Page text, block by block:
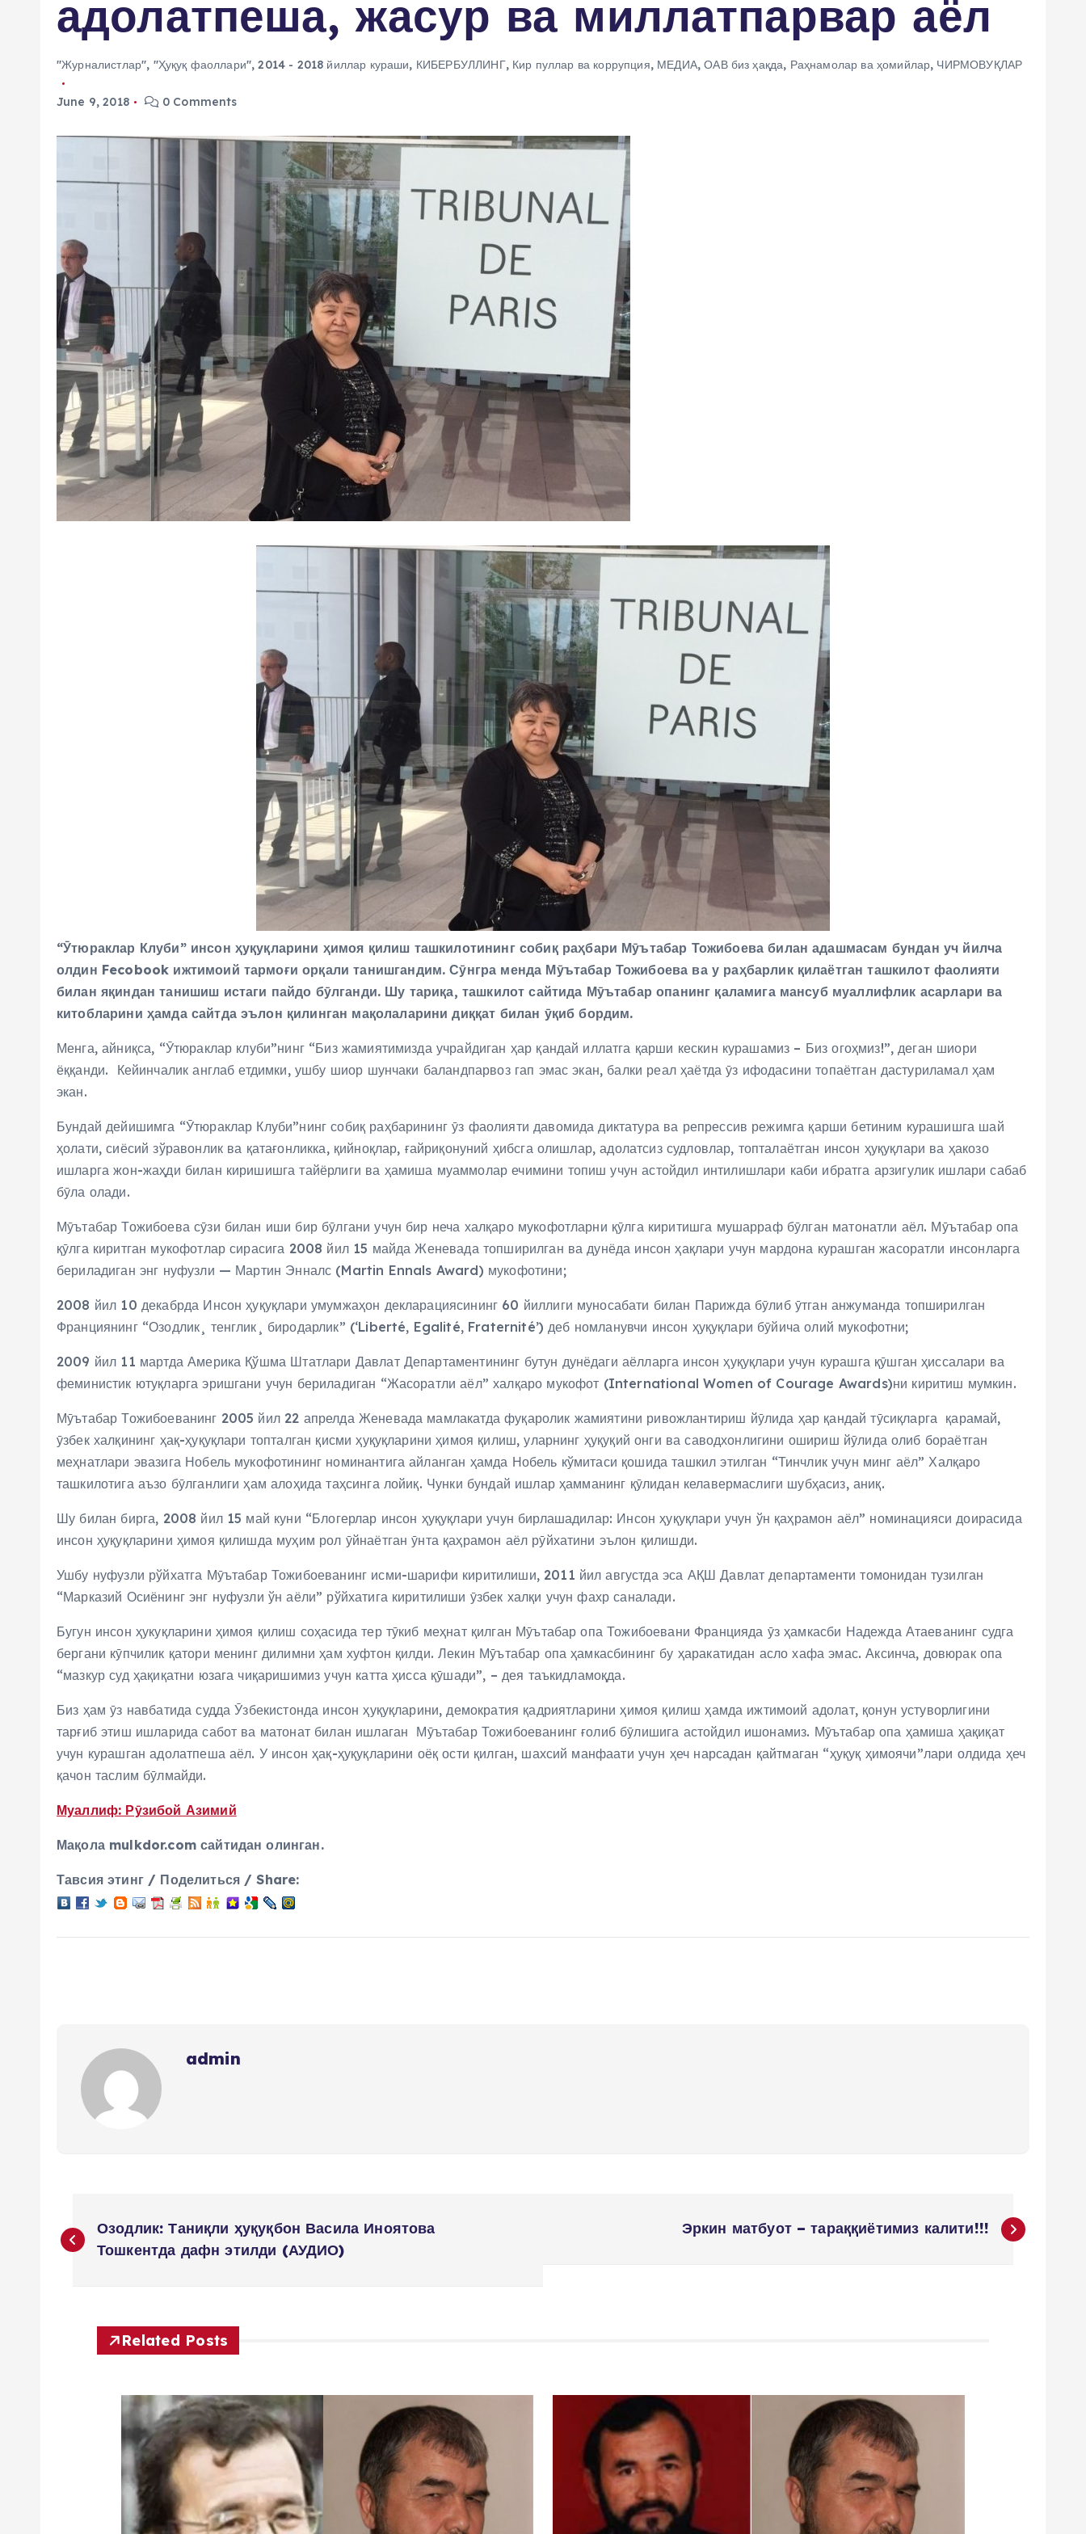
адолатпеша, жасур ва миллатпарвар аёл
"Журналистлар", "Ҳуқуқ фаоллари",2014 - 2018 йиллар кураши, КИБЕРБУЛЛИНГ, Кир пуллар ва коррупция, МЕДИА,ОАВ биз ҳақда, Раҳнамолар ва ҳомийлар, ЧИРМОВУҚЛАР
June 9, 2018 0 Comments
“Ӯтюраклар Клуби” инсон ҳуқуқларини ҳимоя қилиш ташкилотининг собиқ раҳбари Мӯътабар Тожибоева билан адашмасам бундан уч йилча
олдин Fecobook ижтимоий тармоғи орқали танишгандим. Сӯнгра менда Мӯътабар Тожибоева ва у раҳбарлик қилаётган ташкилот фаолияти
билан яқиндан танишиш истаги пайдо бӯлганди. Шу тариқа, ташкилот сайтида Мӯътабар опанинг қаламига мансуб муаллифлик асарлари ва
китобларини ҳамда сайтда эълон қилинган мақолаларини диққат билан ӯқиб бордим.
Менга, айниқса, “Ӯтюраклар клуби”нинг “Биз жамиятимизда учрайдиган ҳар қандай иллатга қарши кескин курашамиз – Биз огоҳмиз!”, деган шиори
ёққанди. Кейинчалик англаб етдимки, ушбу шиор шунчаки баландпарвоз гап эмас экан, балки реал ҳаётда ӯз ифодасини топаётган дастуриламал ҳам
экан.
Бундай дейишимга “Ӯтюраклар Клуби”нинг собиқ раҳбарининг ӯз фаолияти давомида диктатура ва репрессив режимга қарши бетиним курашишга шай
ҳолати, сиёсий зўравонлик ва қатағонликка, қийноқлар, ғайриқонуний ҳибсга олишлар, адолатсиз судловлар, топталаётган инсон ҳуқуқлари ва ҳакозо
ишларга жон-жаҳди билан киришишга тайёрлиги ва ҳамиша муаммолар ечимини топиш учун астойдил интилишлари каби ибратга арзигулик ишлари сабаб
бӯла олади.
Мӯътабар Тожибоева сӯзи билан иши бир бӯлгани учун бир неча халқаро мукофотларни қӯлга киритишга мушарраф бӯлган матонатли аёл. Мӯътабар опа
қӯлга киритган мукофотлар сирасига 2008 йил 15 майда Женевада топширилган ва дунёда инсон ҳақлари учун мардона курашган жасоратли инсонларга
бериладиган энг нуфузли — Мартин Энналс (Martin Ennals Award) мукофотини;
2008 йил 10 декабрда Инсон ҳуқуқлари умумжаҳон декларациясининг 60 йиллиги муносабати билан Парижда бӯлиб ӯтган анжуманда топширилган
Франциянинг “Озодлик¸ тенглик¸ биродарлик” (‘Liberté, Egalité, Fraternité’) деб номланувчи инсон ҳуқуқлари бӯйича олий мукофотни;
2009 йил 11 мартда Америка Қўшма Штатлари Давлат Департаментининг бутун дунёдаги аёлларга инсон ҳуқуқлари учун курашга қӯшган ҳиссалари ва
феминистик ютуқларга эришгани учун бериладиган “Жасоратли аёл” халқаро мукофот (International Women of Courage Awards)ни киритиш мумкин.
Мӯътабар Тожибоеванинг 2005 йил 22 апрелда Женевада мамлакатда фуқаролик жамиятини ривожлантириш йӯлида ҳар қандай тӯсиқларга қарамай,
ӯзбек халқининг ҳақ-ҳуқуқлари топталган қисми ҳуқуқларини ҳимоя қилиш, уларнинг ҳуқуқий онги ва саводхонлигини ошириш йӯлида олиб бораётган
меҳнатлари эвазига Нобель мукофотининг номинантига айланган ҳамда Нобель кўмитаси қошида ташкил этилган “Тинчлик учун минг аёл” Халқаро
ташкилотига аъзо бӯлганлиги ҳам алоҳида таҳсинга лойиқ. Чунки бундай ишлар ҳамманинг қӯлидан келавермаслиги шубҳасиз, аниқ.
Шу билан бирга, 2008 йил 15 май куни “Блогерлар инсон ҳуқуқлари учун бирлашадилар: Инсон ҳуқуқлари учун ўн қаҳрамон аёл” номинацияси доирасида
инсон ҳуқуқларини ҳимоя қилишда муҳим рол ӯйнаётган ӯнта қаҳрамон аёл рӯйхатини эълон қилишди.
Ушбу нуфузли рўйхатга Мӯътабар Тожибоеванинг исми-шарифи киритилиши, 2011 йил августда эса АҚШ Давлат департаменти томонидан тузилган
“Марказий Осиёнинг энг нуфузли ўн аёли” рўйхатига киритилиши ӯзбек халқи учун фахр саналади.
Бугун инсон ҳукуқларини ҳимоя қилиш соҳасида тер тӯкиб меҳнат қилган Мӯътабар опа Тожибоевани Францияда ӯз ҳамкасби Надежда Атаеванинг судга
бергани кӯпчилик қатори менинг дилимни ҳам хуфтон қилди. Лекин Мӯътабар опа ҳамкасбининг бу ҳаракатидан асло хафа эмас. Аксинча, довюрак опа
“мазкур суд ҳақиқатни юзага чиқаришимиз учун катта ҳисса қӯшади”, – дея таъкидламоқда.
Биз ҳам ӯз навбатида судда Ӯзбекистонда инсон ҳуқуқларини, демократия қадриятларини ҳимоя қилиш ҳамда ижтимоий адолат, қонун устуворлигини
тарғиб этиш ишларида сабот ва матонат билан ишлаган Мӯътабар Тожибоеванинг ғолиб бӯлишига астойдил ишонамиз. Мӯътабар опа ҳамиша ҳақиқат
учун курашган адолатпеша аёл. У инсон ҳақ-ҳуқуқларини оёқ ости қилган, шахсий манфаати учун ҳеч нарсадан қайтмаган “ҳуқуқ ҳимоячи”лари олдида ҳеч
қачон таслим бӯлмайди.
Муаллиф: Рӯзибой Азимий
Мақола mulkdor.com сайтидан олинган.
Тавсия этинг / Поделиться / Share:
admin
P
o
Озодлик: Таниқли ҳуқуқбон Васила Иноятова
Тошкентда дафн этилди (АУДИО)
Эркин матбуот – тараққиётимиз калити!!!
Related Posts